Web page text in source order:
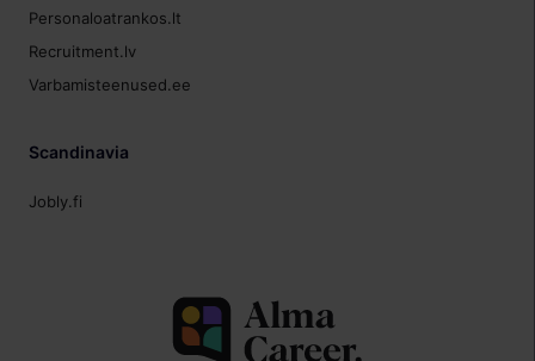
Personaloatrankos.lt
Recruitment.lv
Varbamisteenused.ee
Scandinavia
Jobly.fi